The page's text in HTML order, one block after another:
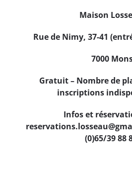
Maison
Rue de Nimy, 37-41
7000
Gratuit – Nombre de
inscriptions
Infos et
(0)65/39 88